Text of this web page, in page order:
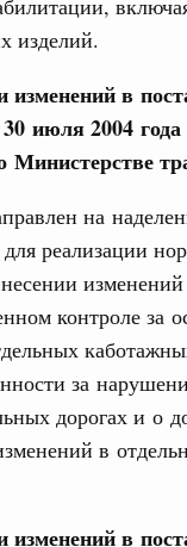
изделий.
изменений в
июля 2004
на
реализации
изменений
контроле
за
дорогах и о
в
изменений в
(2026 год,
четверг
(2026 год,
четверг
(2026 год,
понедельник